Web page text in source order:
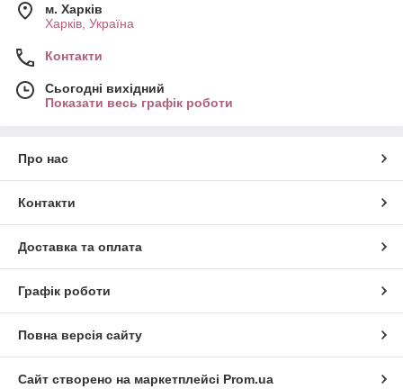
м. Харків
Харків, Україна
Контакти
Сьогодні вихідний
Показати весь графік роботи
Про нас
Контакти
Доставка та оплата
Графік роботи
Повна версія сайту
Сайт створено на маркетплейсі Prom.ua